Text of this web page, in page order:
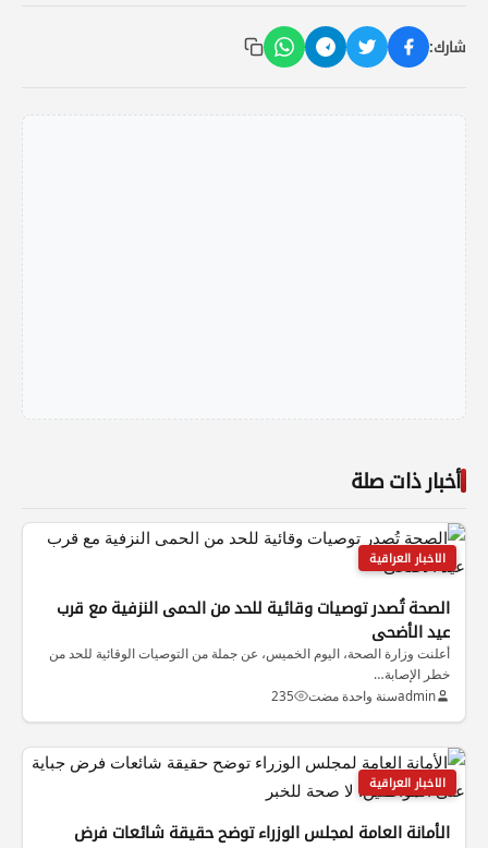
شارك:
أخبار ذات صلة
الاخبار العراقية
الصحة تُصدر توصيات وقائية للحد من الحمى النزفية مع قرب
عيد الأضحى
أعلنت وزارة الصحة، اليوم الخميس، عن جملة من التوصيات الوقائية للحد من
خطر الإصابة…
adminسنة واحدة مضت 235
الاخبار العراقية
الأمانة العامة لمجلس الوزراء توضح حقيقة شائعات فرض